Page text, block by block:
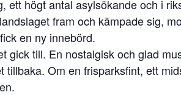
ett högt antal asylsökande och i
fram och kämpade sig,
en ny innebörd.
gick till. En nostalgisk och glad
tillbaka. Om en frisparksfint, ett